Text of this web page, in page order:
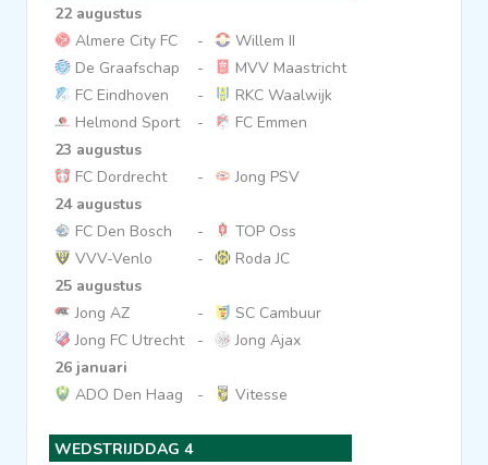
22 augustus
Almere City FC
-
Willem II
De Graafschap
-
MVV Maastricht
FC Eindhoven
-
RKC Waalwijk
Helmond Sport
-
FC Emmen
23 augustus
FC Dordrecht
-
Jong PSV
24 augustus
FC Den Bosch
-
TOP Oss
VVV-Venlo
-
Roda JC
25 augustus
Jong AZ
-
SC Cambuur
Jong FC Utrecht
-
Jong Ajax
26 januari
ADO Den Haag
- Vitesse
WEDSTRIJDDAG 4